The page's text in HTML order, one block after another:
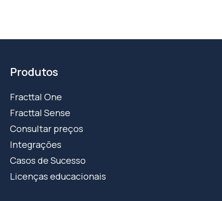
Produtos
Fracttal One
Fracttal Sense
Consultar preços
Integrações
Casos de Sucesso
Licenças educacionais